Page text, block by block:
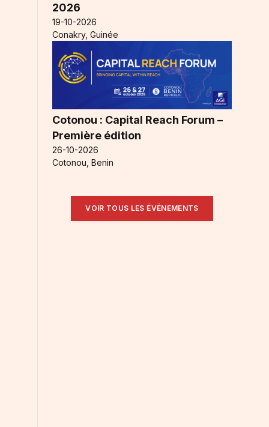
2026
19-10-2026
Conakry, Guinée
Cotonou : Capital Reach Forum –
Première édition
26-10-2026
Cotonou, Benin
VOIR TOUS LES ÉVÉNEMENTS